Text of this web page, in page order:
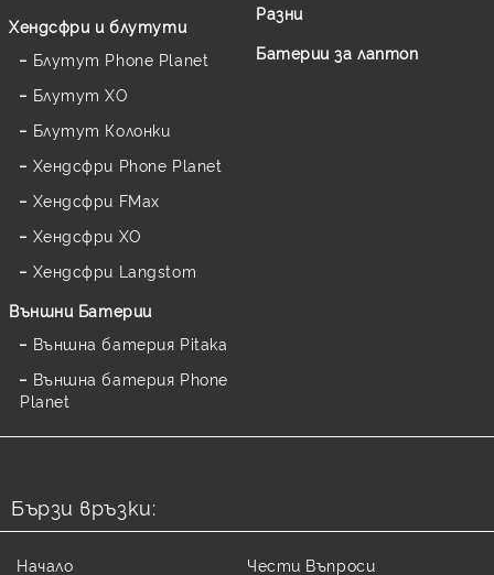
Хендсфри и блутути
Блутут Phone Planet
Блутут XO
Блутут Колонки
Хендсфри Phone Planet
Хендсфри FMax
Хендсфри XO
Хендсфри Langstom
Външни Батерии
Външна батерия Pitaka
Външна батерия Phone
Planet
Разни
Батерии за лаптоп
Бързи връзки:
Начало Чести Въпроси